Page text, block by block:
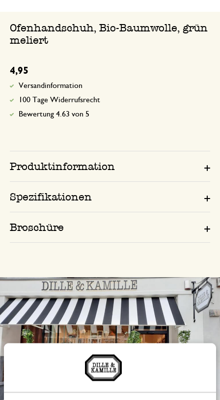
Ofenhandschuh, Bio-Baumwolle, grün
meliert
4,95
Versandinformation
100 Tage Widerrufsrecht
Bewertung 4.63 von 5
Produktinformation
Spezifikationen
Broschüre
Immer in der Nähe